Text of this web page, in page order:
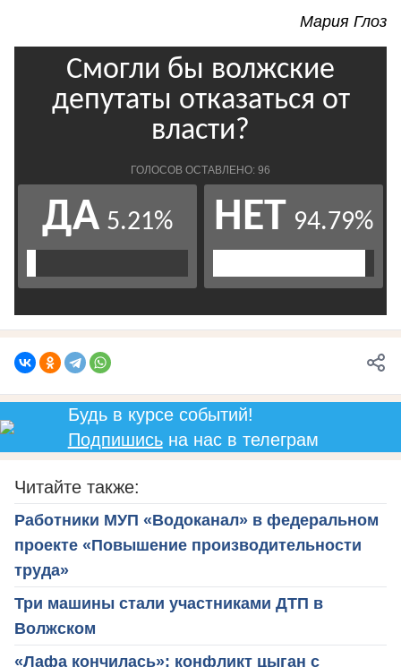
Мария Глоз
Будь в курсе событий!
Подпишисьна нас в телеграм
Читайте также:
Работники МУП «Водоканал» в федеральном
проекте «Повышение производительности
труда»
Три машины стали участниками ДТП в
Волжском
«Лафа кончилась»: конфликт цыган с